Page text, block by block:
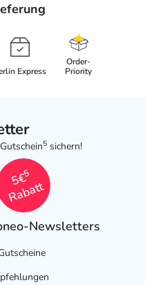
Express
Order-
Priority
5 sichern!
5€
5
Rabatt
Newsletters